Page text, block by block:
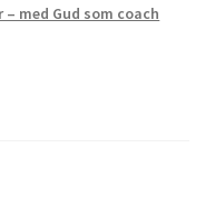
med Gud som coach